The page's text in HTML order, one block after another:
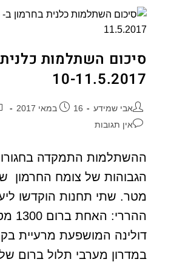
סיכום השתלמות
10-11.5.2017
אבי שמידע 16 במאי 2017
אין תגובות
ההשתלמות התמקדה
מטר. שתי תחנות הוקדשו
דולינה המושפעת מרעיית